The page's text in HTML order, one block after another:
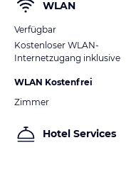
WLAN
Verfügbar
Kostenloser WLAN-
Internetzugang inklusive
WLAN Kostenfrei
Zimmer
Hotel Services